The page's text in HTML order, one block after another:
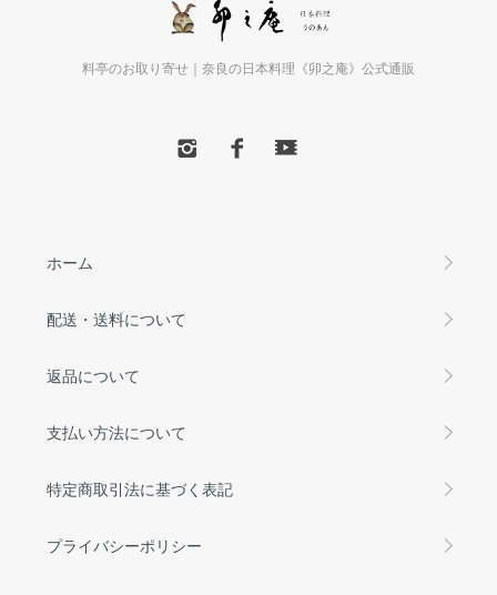
料亭のお取り寄せ｜奈良の日本料理《卯之庵》公式通販
ホーム
配送・送料について
返品について
支払い方法について
特定商取引法に基づく表記
プライバシーポリシー